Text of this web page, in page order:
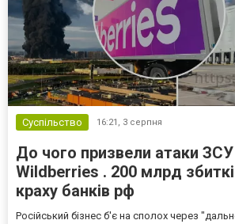
Суспільство 16:21, 3 серпня
До чого призвели атаки
Wildberries . 200 млрд
краху банків рф
Російський бізнес б'є на сполох через